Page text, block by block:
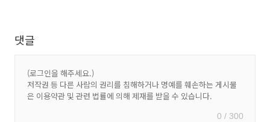
댓글
0 / 300